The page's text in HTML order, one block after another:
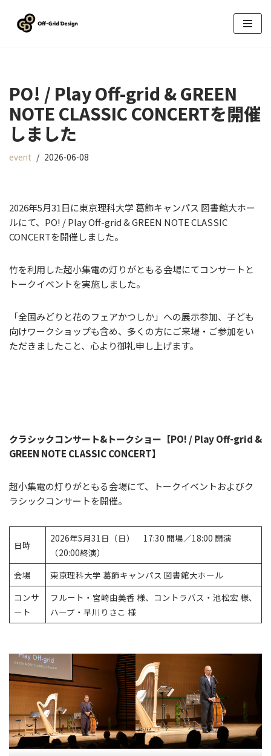
ツ
へ
ス
キ
プ
PO! / Play Off-grid & GREEN
NOTE CLASSIC CONCERTを開催
しました
event 2026-06-08
2026年5月31日に東京理科大学 葛飾キャンパス 図書館大ホー
ルにて、PO! / Play Off-grid & GREEN NOTE CLASSIC
CONCERTを開催しました。
竹を利用した超小集電の灯りがともる会場にてコンサートと
トークイベントを実施しました。
「全国みどりと花のフェアかつしか」への展示参加、子ども
向けワークショップも含め、多くの方にご来場・ご参加をい
ただきましたこと、心より御礼申し上げます。
クラシックコンサート&トークショー【PO! / Play Off-grid &
GREEN NOTE CLASSIC CONCERT】
超小集電の灯りがともる会場にて、トークイベントおよびク
ラシックコンサートを開催。
日時
2026年5月31日（日） 17:30 開場／18:00 開演
（20:00終演）
会場
東京理科大学 葛飾キャンパス 図書館大ホール
コンサ
ート
フルート・宮崎由美香 様、コントラバス・池松宏 様、
ハープ・早川りさこ 様